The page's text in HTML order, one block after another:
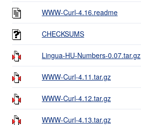
WWW-Curl-4.16.readme
CHECKSUMS
Lingua-HU-Numbers-0.07.tar.gz
WWW-Curl-4.11.tar.gz
WWW-Curl-4.12.tar.gz
WWW-Curl-4.13.tar.gz